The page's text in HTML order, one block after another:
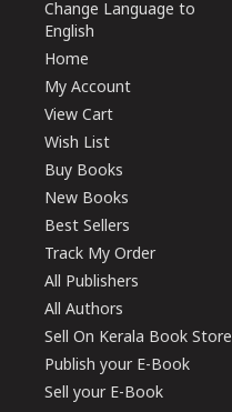
Change Language to
English
Home
My Account
View Cart
Wish List
Buy Books
New Books
Best Sellers
Track My Order
All Publishers
All Authors
Sell On Kerala Book Store
Publish your E-Book
Sell your E-Book